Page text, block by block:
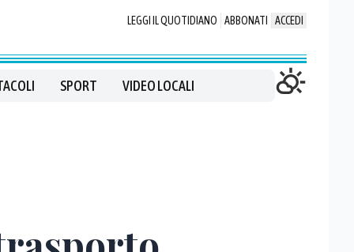
LEGGI IL QUOTIDIANO ABBONATI ACCEDI
SPORT VIDEO LOCALI